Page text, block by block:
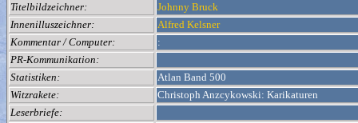
Titelbildzeichner:
Johnny Bruck
Innenilluszeichner:
Alfred Kelsner
Kommentar / Computer:
:
PR-Kommunikation:
Statistiken:
Atlan Band 500
Witzrakete:
Christoph Anzcykowski: Karikaturen
Leserbriefe: